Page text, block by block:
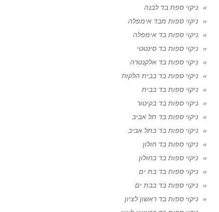
ניקוי ספת בד לבנה
ניקוי ספות מבד אימפלה
ניקוי ספות בד אימפלה
ניקוי ספות בד סינטטי
ניקוי ספות בד אלקנטרה
ניקוי ספות בד בבית הלקוח
ניקוי ספות בד בבית
ניקוי ספות בד בקיטור
ניקוי ספות בד תל אביב
ניקוי ספות בד בתל אביב
ניקוי ספות בד חולון
ניקוי ספות בד בחולון
ניקוי ספות בד בת ים
ניקוי ספות בד בבת ים
ניקוי ספות בד ראשון לציון